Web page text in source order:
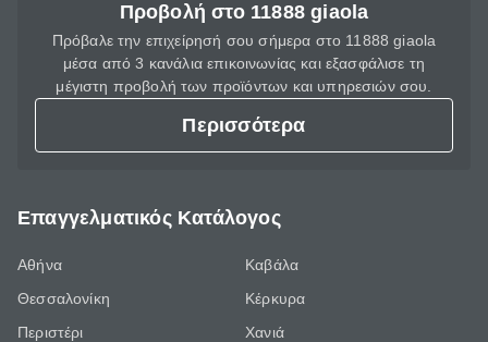
Προβολή στο 11888 giaola
Πρόβαλε την επιχείρησή σου σήμερα στο 11888 giaola
μέσα από 3 κανάλια επικοινωνίας και εξασφάλισε τη
μέγιστη προβολή των προϊόντων και υπηρεσιών σου.
Περισσότερα
Επαγγελματικός Κατάλογος
Αθήνα
Θεσσαλονίκη
Περιστέρι
Καβάλα
Κέρκυρα
Χανιά